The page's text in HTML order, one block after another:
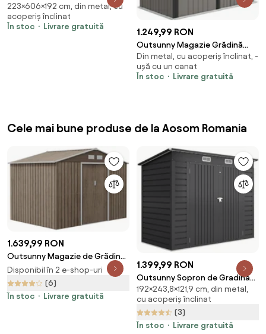
deschis, 192x606x223 cm, oțel
galvanizat
223×606×192 cm, din metal, cu
acoperiș înclinat
În stoc
Livrare gratuită
1.249,99 RON
Outsunny Magazie Grădină
Mare din Oțel cu Zăvor pentru
Grădină, Negru | Aosom
Romania
Din metal, cu acoperiș înclinat, -
ușă cu un canat
În stoc
Livrare gratuită
Cele mai bune produse de la Aosom Romania
1.639,99 RON
Outsunny Magazie de Grădină
cu 4 Orificii de Ventilare și 2 Uși,
Șopron pentru Depozitarea
Uneltelor, 277x195x192 cm,
Disponibil în 2 e-shop-uri
(6)
În stoc
Livrare gratuită
1.399,99 RON
Outsunny Sopron de Gradina
de 8 x 4FT Galvanizat Sopron
din Metal
192×243,8×121,9 cm, din metal,
cu acoperiș înclinat
(3)
În stoc
Livrare gratuită